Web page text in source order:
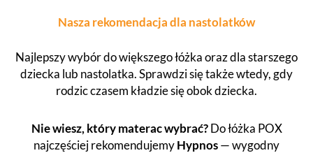
Nasza rekomendacja dla nastolatków
Najlepszy wybór do większego łóżka oraz dla starszego
dziecka lub nastolatka. Sprawdzi się także wtedy, gdy
rodzic czasem kładzie się obok dziecka.
Nie wiesz, który materac wybrać?Do łóżka POX
najczęściej rekomendujemyHypnos— wygodny